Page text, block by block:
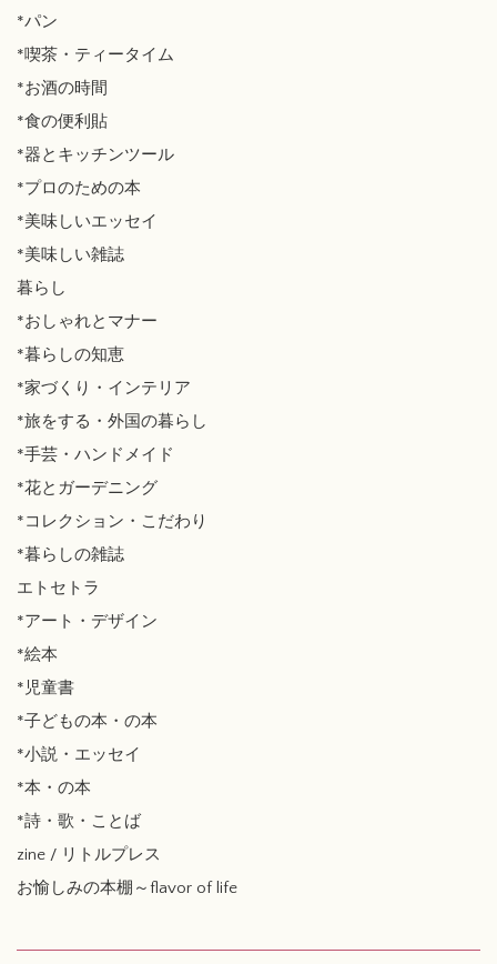
*パン
*喫茶・ティータイム
*お酒の時間
*食の便利貼
*器とキッチンツール
*プロのための本
*美味しいエッセイ
*美味しい雑誌
暮らし
*おしゃれとマナー
*暮らしの知恵
*家づくり・インテリア
*旅をする・外国の暮らし
*手芸・ハンドメイド
*花とガーデニング
*コレクション・こだわり
*暮らしの雑誌
エトセトラ
*アート・デザイン
*絵本
*児童書
*子どもの本・の本
*小説・エッセイ
*本・の本
*詩・歌・ことば
zine / リトルプレス
お愉しみの本棚～flavor of life